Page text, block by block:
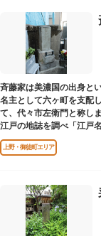
斉藤家は美濃国の出身と
名主として六ヶ町を支配
て、代々市左衛門と称し
江戸の地誌を調べ「江戸
は法善寺（ほうぜんじ）
上野・御徒町エリア